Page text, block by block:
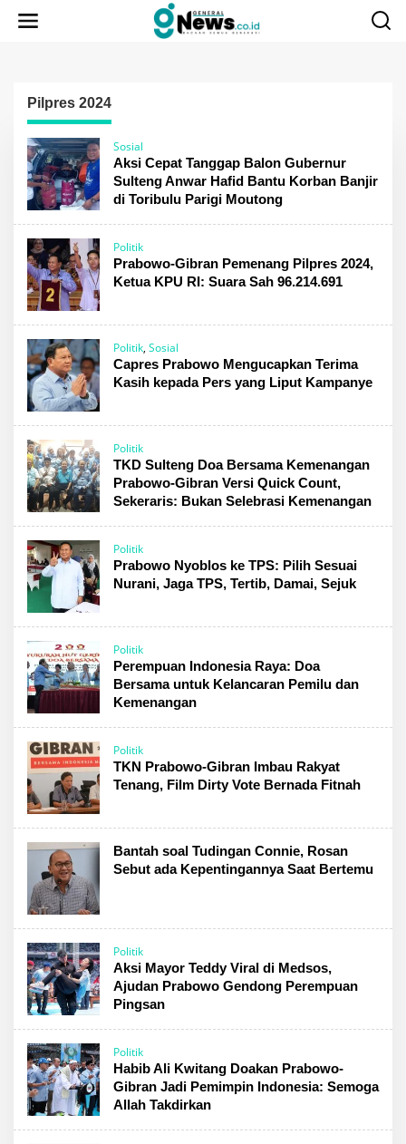
Pilpres 2024
Sosial
Aksi Cepat Tanggap Balon Gubernur
Sulteng Anwar Hafid Bantu Korban Banjir
di Toribulu Parigi Moutong
Politik
Prabowo-Gibran Pemenang Pilpres 2024,
Ketua KPU RI: Suara Sah 96.214.691
Politik, Sosial
Capres Prabowo Mengucapkan Terima
Kasih kepada Pers yang Liput Kampanye
Politik
TKD Sulteng Doa Bersama Kemenangan
Prabowo-Gibran Versi Quick Count,
Sekeraris: Bukan Selebrasi Kemenangan
Politik
Prabowo Nyoblos ke TPS: Pilih Sesuai
Nurani, Jaga TPS, Tertib, Damai, Sejuk
Politik
Perempuan Indonesia Raya: Doa
Bersama untuk Kelancaran Pemilu dan
Kemenangan
Politik
TKN Prabowo-Gibran Imbau Rakyat
Tenang, Film Dirty Vote Bernada Fitnah
Bantah soal Tudingan Connie, Rosan
Sebut ada Kepentingannya Saat Bertemu
Politik
Aksi Mayor Teddy Viral di Medsos,
Ajudan Prabowo Gendong Perempuan
Pingsan
Politik
Habib Ali Kwitang Doakan Prabowo-
Gibran Jadi Pemimpin Indonesia: Semoga
Allah Takdirkan